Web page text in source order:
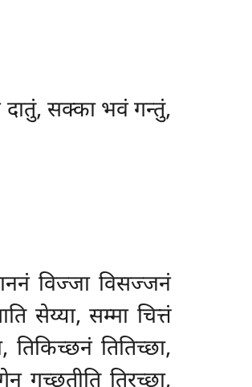
सक्का भवं गन्तुं,
विज्जा विसज्जनं
सेय्या, सम्मा चित्तं
तिकिच्छनं तितिच्छा,